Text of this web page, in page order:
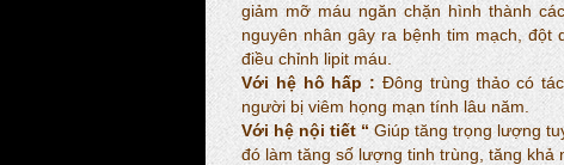
giảm mỡ máu ngăn chặn hình thành
nguyên nhân gây ra bệnh tim mạch, đột
điều chỉnh lipit máu.
Với hệ hô hấp : Đông trùng thảo có
người bị viêm họng mạn tính lâu năm.
Với hệ nội tiết “ Giúp tăng trọng lượng
đó làm tăng số lượng tinh trùng, tăng khả